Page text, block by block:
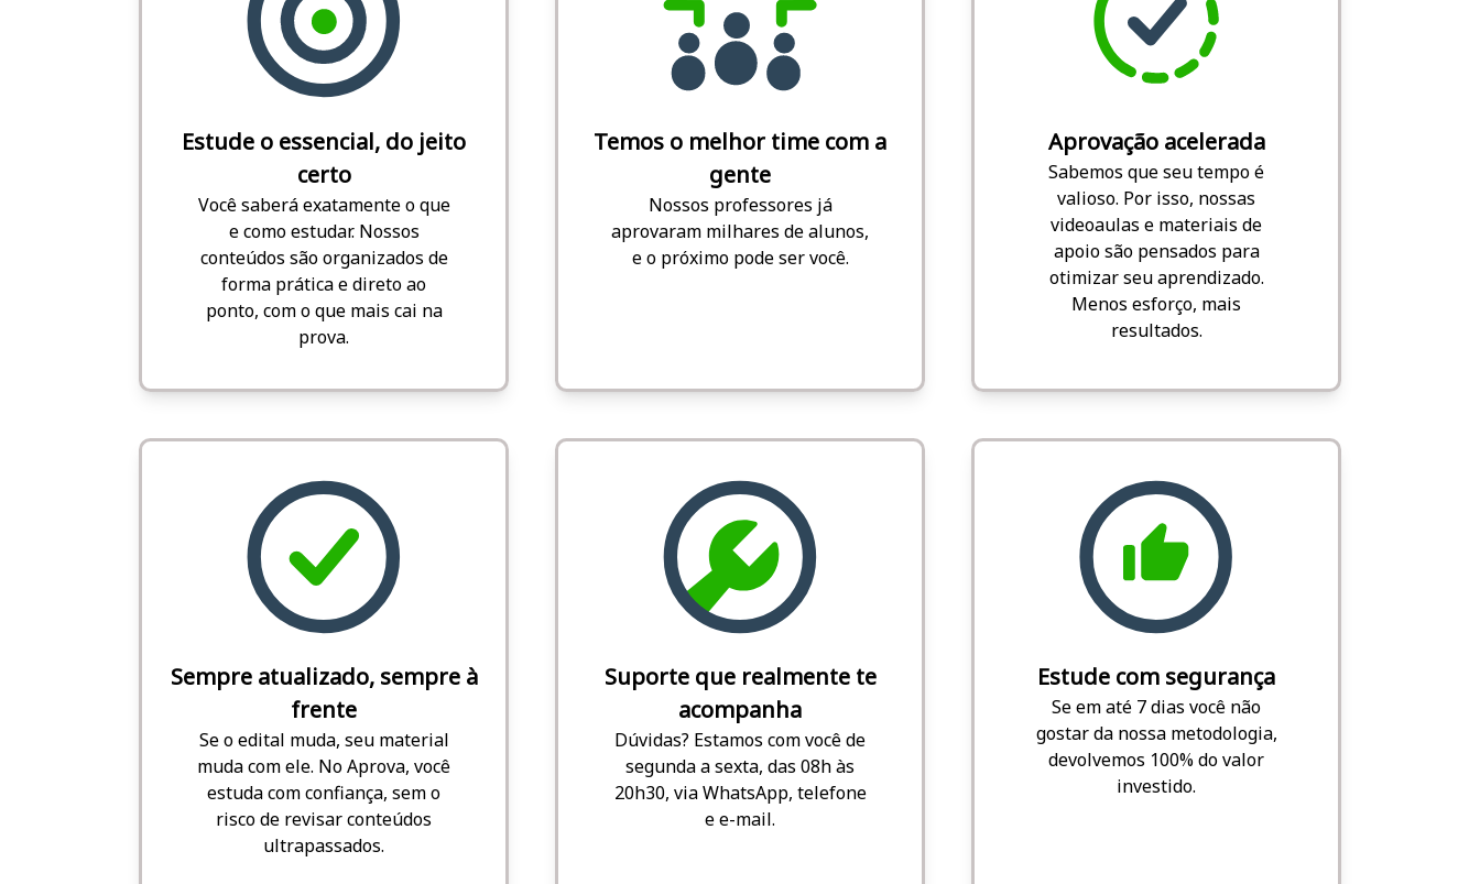
Estude o essencial, do jeito
certo
Você saberá exatamente o que
e como estudar. Nossos
conteúdos são organizados de
forma prática e direto ao
ponto, com o que mais cai na
prova.
Temos o melhor time com a
gente
Nossos professores já
aprovaram milhares de alunos,
e o próximo pode ser você.
Aprovação acelerada
Sabemos que seu tempo é
valioso. Por isso, nossas
videoaulas e materiais de
apoio são pensados para
otimizar seu aprendizado.
Menos esforço, mais
resultados.
Sempre atualizado, sempre à
frente
Se o edital muda, seu material
muda com ele. No Aprova, você
estuda com confiança, sem o
risco de revisar conteúdos
ultrapassados.
Suporte que realmente te
acompanha
Dúvidas? Estamos com você de
segunda a sexta, das 08h às
20h30, via WhatsApp, telefone
e e-mail.
Estude com segurança
Se em até 7 dias você não
gostar da nossa metodologia,
devolvemos 100% do valor
investido.